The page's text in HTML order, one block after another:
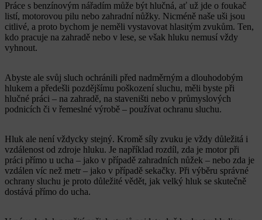
Práce s benzínovým nářadím může být hlučná, ať už jde o foukač
listí, motorovou pilu nebo zahradní nůžky. Nicméně naše uši jsou
citlivé, a proto bychom je neměli vystavovat hlasitým zvukům. Ten,
kdo pracuje na zahradě nebo v lese, se však hluku nemusí vždy
vyhnout.
Abyste ale svůj sluch ochránili před nadměrným a dlouhodobým
hlukem a předešli pozdějšímu poškození sluchu, měli byste při
hlučné práci – na zahradě, na staveništi nebo v průmyslových
podnicích či v řemeslné výrobě – používat ochranu sluchu.
Hluk ale není vždycky stejný. Kromě síly zvuku je vždy důležitá i
vzdálenost od zdroje hluku. Je například rozdíl, zda je motor při
práci přímo u ucha – jako v případě zahradních nůžek – nebo zda je
vzdálen víc než metr – jako v případě sekačky. Při výběru správné
ochrany sluchu je proto důležité vědět, jak velký hluk se skutečně
dostává přímo do ucha.